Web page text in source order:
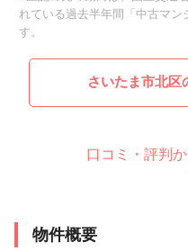
れている過去半年間「中古マ
す。
さいたま市北区
口コミ・評判
物件概要